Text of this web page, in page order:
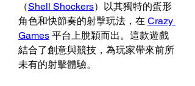
（Shell Shockers）以其獨特的蛋形
角色和快節奏的射擊玩法，在 Crazy
Games 平台上脫穎而出。​這款遊戲
結合了創意與競技，為玩家帶來前所
未有的射擊體驗。